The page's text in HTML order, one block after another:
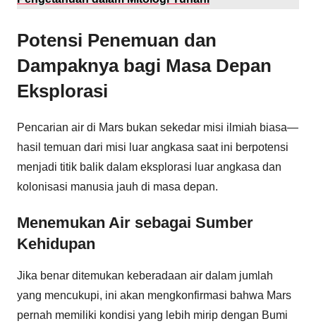
Potensi Penemuan dan
Dampaknya bagi Masa Depan
Eksplorasi
Pencarian air di Mars bukan sekedar misi ilmiah biasa—
hasil temuan dari misi luar angkasa saat ini berpotensi
menjadi titik balik dalam eksplorasi luar angkasa dan
kolonisasi manusia jauh di masa depan.
Menemukan Air sebagai Sumber
Kehidupan
Jika benar ditemukan keberadaan air dalam jumlah
yang mencukupi, ini akan mengkonfirmasi bahwa Mars
pernah memiliki kondisi yang lebih mirip dengan Bumi